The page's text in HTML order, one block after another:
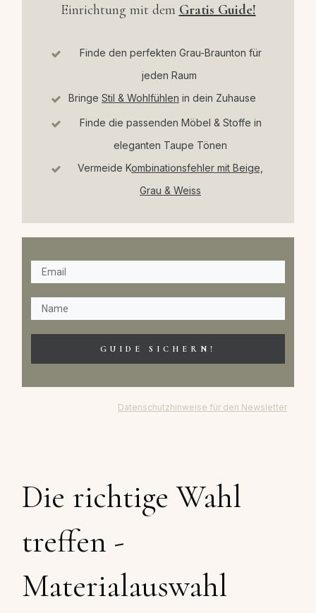
Einrichtung mit dem Gratis Guide!
Finde den perfekten Grau-Braunton für
jeden Raum
Bringe Stil & Wohlfühlen in dein Zuhause
Finde die passenden Möbel & Stoffe in
eleganten Taupe Tönen
Vermeide Kombinationsfehler mit Beige,
Grau & Weiss
GUIDE SICHERN!
Datenschutzhinweise für den Newsletter
Die richtige Wahl
treffen -
Materialauswahl